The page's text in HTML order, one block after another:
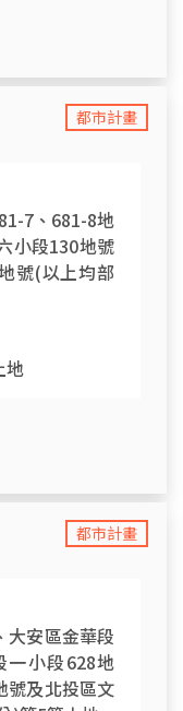
都市計畫
7、681-8地
小段130地號
號(以上均部
地
都市計畫
大安區金華段
一小段628地
號及北投區文